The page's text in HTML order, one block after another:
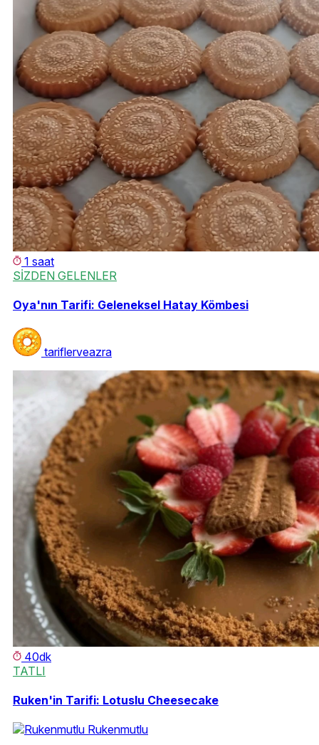
1 saat
SİZDEN GELENLER
Oya'nın Tarifi: Geleneksel Hatay Kömbesi
tariflerveazra
40dk
TATLI
Ruken'in Tarifi: Lotuslu Cheesecake
Rukenmutlu